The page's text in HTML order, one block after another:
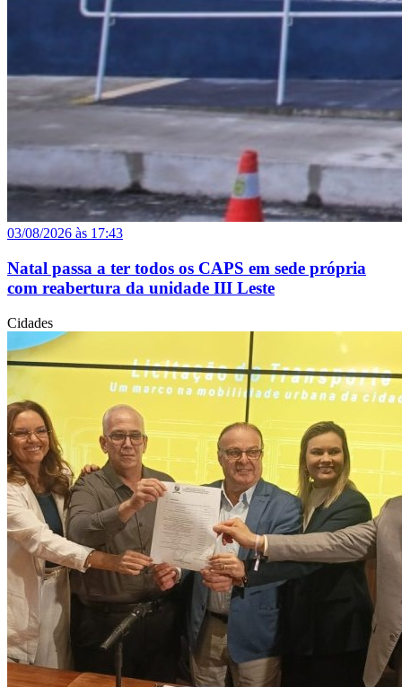
03/08/2026 às 17:43
Natal passa a ter todos os CAPS em sede própria
com reabertura da unidade III Leste
Cidades